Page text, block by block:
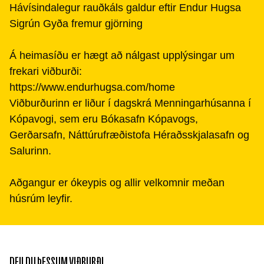
Hávísindalegur rauðkáls galdur eftir Endur Hugsa
Sigrún Gyða fremur gjörning
Á heimasíðu er hægt að nálgast upplýsingar um
frekari viðburði:
https://www.endurhugsa.com/home
Viðburðurinn er liður í dagskrá Menningarhúsanna í
Kópavogi, sem eru Bókasafn Kópavogs,
Gerðarsafn, Náttúrufræðistofa Héraðsskjalasafn og
Salurinn.
Aðgangur er ókeypis og allir velkomnir meðan
húsrúm leyfir.